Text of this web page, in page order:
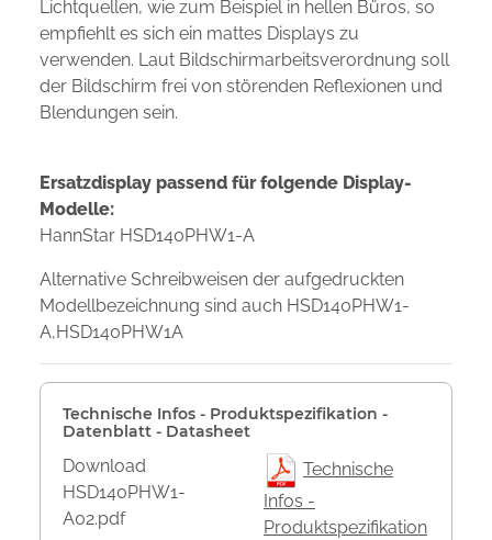
Lichtquellen, wie zum Beispiel in hellen Büros, so
empfiehlt es sich ein mattes Displays zu
verwenden. Laut Bildschirmarbeitsverordnung soll
der Bildschirm frei von störenden Reflexionen und
Blendungen sein.
Ersatzdisplay passend für folgende Display-
Modelle:
HannStar HSD140PHW1-A
Alternative Schreibweisen der aufgedruckten
Modellbezeichnung sind auch HSD140PHW1-
A,HSD140PHW1A
Technische Infos - Produktspezifikation -
Datenblatt - Datasheet
Download
HSD140PHW1-
A02.pdf
Technische
Infos -
Produktspezifikation